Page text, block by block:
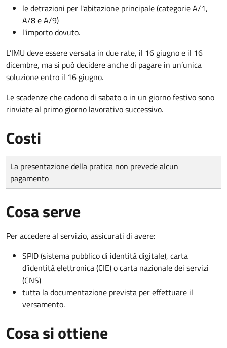
le detrazioni per l'abitazione principale (categorie A/1,
A/8 e A/9)
l'importo dovuto.
L’IMU deve essere versata in due rate, il 16 giugno e il 16
dicembre, ma si può decidere anche di pagare in un’unica
soluzione entro il 16 giugno.
Le scadenze che cadono di sabato o in un giorno festivo sono
rinviate al primo giorno lavorativo successivo.
Costi
Tipo di pagamento
Importo
La presentazione della pratica non prevede alcun
pagamento
Cosa serve
Per accedere al servizio, assicurati di avere:
SPID (sistema pubblico di identità digitale), carta
d’identità elettronica (CIE) o carta nazionale dei servizi
(CNS)
tutta la documentazione prevista per effettuare il
versamento.
Cosa si ottiene